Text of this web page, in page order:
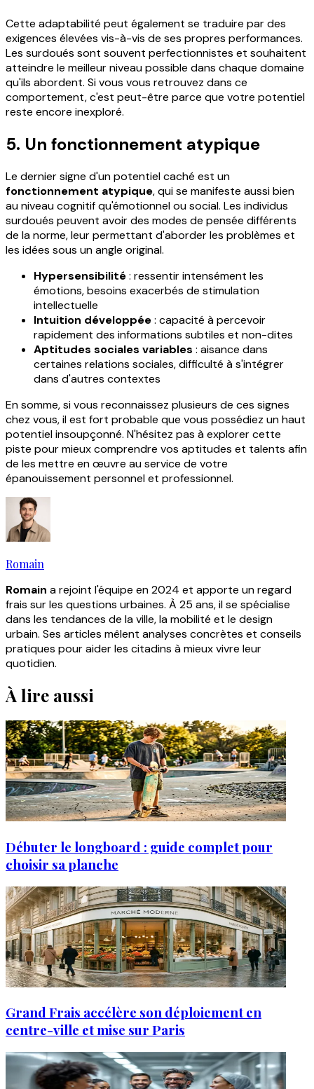
Cette adaptabilité peut également se traduire par des
exigences élevées vis-à-vis de ses propres performances.
Les surdoués sont souvent perfectionnistes et souhaitent
atteindre le meilleur niveau possible dans chaque domaine
qu'ils abordent. Si vous vous retrouvez dans ce
comportement, c'est peut-être parce que votre potentiel
reste encore inexploré.
5. Un fonctionnement atypique
Le dernier signe d'un potentiel caché est un
fonctionnement atypique, qui se manifeste aussi bien
au niveau cognitif qu'émotionnel ou social. Les individus
surdoués peuvent avoir des modes de pensée différents
de la norme, leur permettant d'aborder les problèmes et
les idées sous un angle original.
Hypersensibilité: ressentir intensément les
émotions, besoins exacerbés de stimulation
intellectuelle
Intuition développée: capacité à percevoir
rapidement des informations subtiles et non-dites
Aptitudes sociales variables : aisance dans
certaines relations sociales, difficulté à s'intégrer
dans d'autres contextes
En somme, si vous reconnaissez plusieurs de ces signes
chez vous, il est fort probable que vous possédiez un haut
potentiel insoupçonné. N'hésitez pas à explorer cette
piste pour mieux comprendre vos aptitudes et talents afin
de les mettre en œuvre au service de votre
épanouissement personnel et professionnel.
Romain
Romain a rejoint l'équipe en 2024 et apporte un regard
frais sur les questions urbaines. À 25 ans, il se spécialise
dans les tendances de la ville, la mobilité et le design
urbain. Ses articles mêlent analyses concrètes et conseils
pratiques pour aider les citadins à mieux vivre leur
quotidien.
À lire aussi
Débuter le longboard : guide complet pour
choisir sa planche
Grand Frais accélère son déploiement en
centre-ville et mise sur Paris